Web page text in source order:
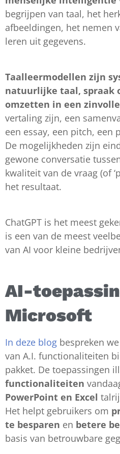
begrijpen van taal, het
afbeeldingen, het nemen
leren uit gegevens.
Taalleermodellen zijn
natuurlijke taal, spraak
omzetten in een
vertaling zijn, een
een essay, een pitch,
De mogelijkheden zijn
gewone conversatie
kwaliteit van de vraag (of
het resultaat.
ChatGPT is het meest
is een van de meest
van AI voor kleine
AI-
Microsoft
In deze blog bespreken
van A.I. functionaliteiten
pakket. De toepassingen
functionaliteiten
PowerPoint en Excel
Het helpt gebruikers om
te besparen en betere
basis van betrouwbare